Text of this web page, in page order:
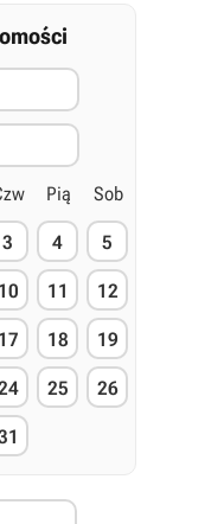
Pią Sob
3 4 5
10 11 12
17 18 19
25 26